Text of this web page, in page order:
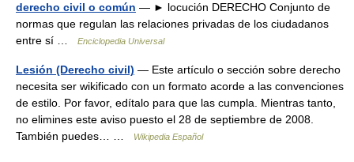
derecho civil o común — ► locución DERECHO Conjunto de
normas que regulan las relaciones privadas de los ciudadanos
entre sí …
Enciclopedia Universal
Lesión (Derecho civil) — Este artículo o sección sobre derecho
necesita ser wikificado con un formato acorde a las convenciones
de estilo. Por favor, edítalo para que las cumpla. Mientras tanto,
no elimines este aviso puesto el 28 de septiembre de 2008.
También puedes… …
Wikipedia Español